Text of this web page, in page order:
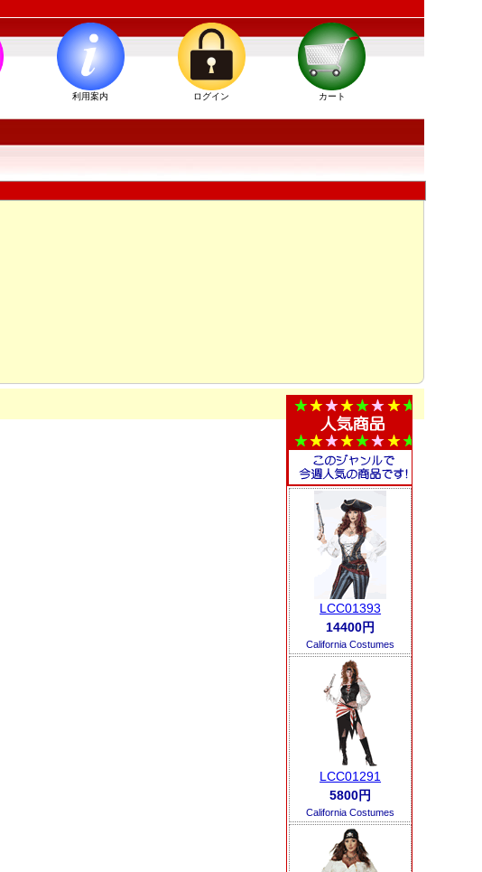
利用案内 ログイン カート
LCC01393
14400円
California Costumes
LCC01291
5800円
California Costumes